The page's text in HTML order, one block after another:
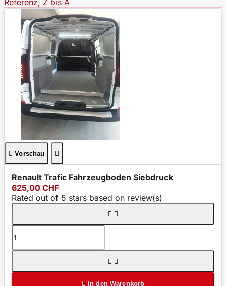
Referenz, Z bis A
 Vorschau 
Renault Trafic Fahrzeugboden Siebdruck
625,00 CHF
Rated out of 5 stars based on review(s)
 
 
 In den Warenkorb